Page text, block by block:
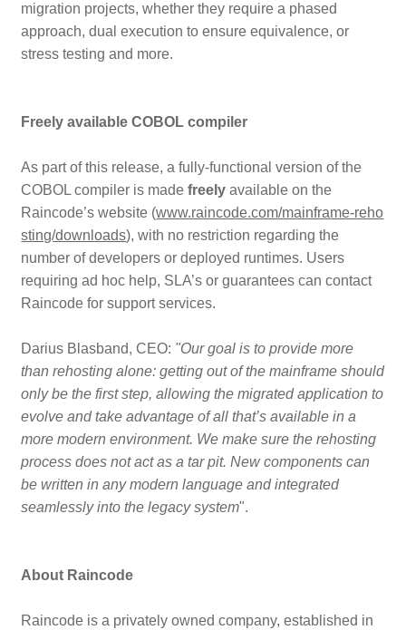
migration projects, whether they require a phased
approach, dual execution to ensure equivalence, or
stress testing and more.
Freely available COBOL compiler
As part of this release, a fully-functional version of the
COBOL compiler is madefreely available on the
Raincode’s website (www.raincode.com/mainframe-reho
sting/downloads), with no restriction regarding the
number of developers or deployed runtimes. Users
requiring ad hoc help, SLA’s or guarantees can contact
Raincode for support services.
Darius Blasband, CEO: "Our goal is to provide more
than rehosting alone: getting out of the mainframe should
only be the first step, allowing the migrated application to
evolve and take advantage of all that’s available in a
more modern environment. We make sure the rehosting
process does not act as a tar pit. New components can
be written in any modern language and integrated
seamlessly into the legacy system".
About Raincode
Raincode is a privately owned company, established in